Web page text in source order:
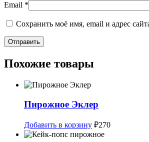
Email *
Сохранить моё имя, email и адрес
Похожие товары
Пирожное Эклер
Добавить в корзину ₽270